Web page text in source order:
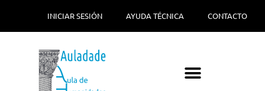
INICIAR SESIÓN AYUDA TÉCNICA CONTACTO